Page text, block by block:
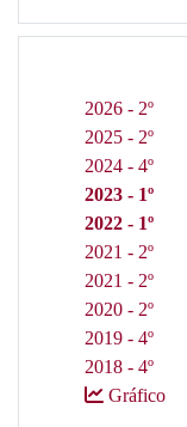
2026 - 2º
2025 - 2º
2024 - 4º
2023 - 1º
2022 - 1º
2021 - 2º
2021 - 2º
2020 - 2º
2019 - 4º
2018 - 4º
Gráfico